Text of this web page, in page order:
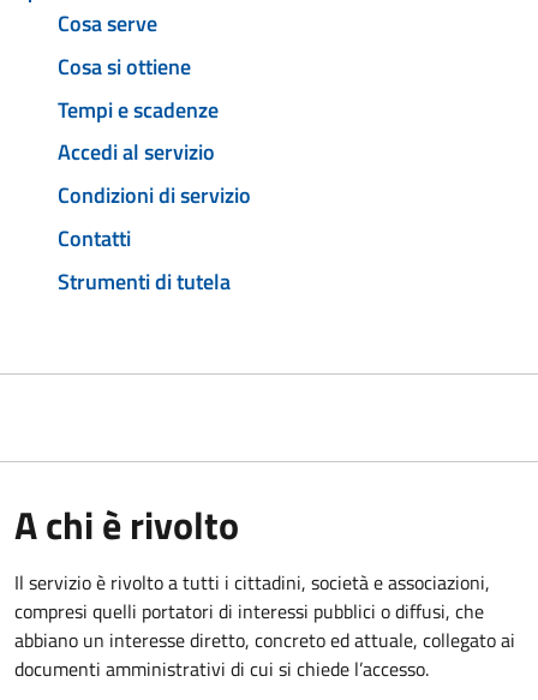
Cosa serve
Cosa si ottiene
Tempi e scadenze
Accedi al servizio
Condizioni di servizio
Contatti
Strumenti di tutela
A chi è rivolto
Il servizio è rivolto a tutti i cittadini, società e associazioni,
compresi quelli portatori di interessi pubblici o diffusi, che
abbiano un interesse diretto, concreto ed attuale, collegato ai
documenti amministrativi di cui si chiede l’accesso.